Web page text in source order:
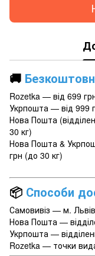
🚚
Rozetka — від 699
Укрпошта — від 999
Нова Пошта
30 кг)
Нова Пошта &
грн (до 30 кг)
📦 Способи
Самовивіз — м.
Нова Пошта —
Укрпошта —
Rozetka — точки